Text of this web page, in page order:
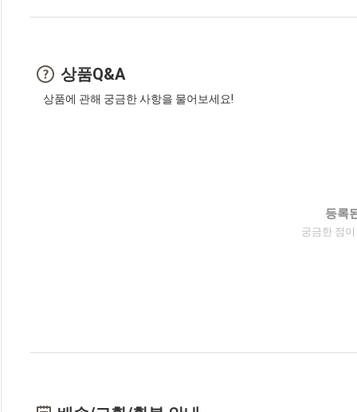
상품Q&A
상품에 관해 궁금한 사항을 물어보세요!
등록
궁금한 점